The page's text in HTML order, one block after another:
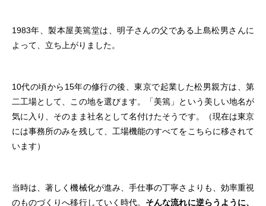
1983年、製本屋美篶堂は、明子さんの父である上島松男さんに
よって、立ち上がりました。
10代の頃から15年の修行の後、東京で起業した松男親方は、第
二工場として、この地を選びます。「美篶」という美しい地名が
気に入り、そのまま社名として名付けたそうです。（現在は東京
には事務所のみを残して、工場機能のすべてをこちらに移されて
います）
当時は、著しく機械化が進み、手仕事の丁寧さよりも、効率重視
のものづくりへ移行していく時代。 そんな流れに逆らうように、